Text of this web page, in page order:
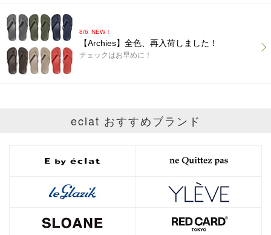
8/6 NEW！
【Archies】全色、再入荷しました！
チェックはお早めに！
eclat おすすめブランド